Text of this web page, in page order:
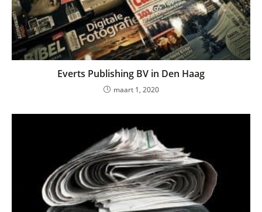
Everts Publishing BV in Den Haag
maart 1, 2020